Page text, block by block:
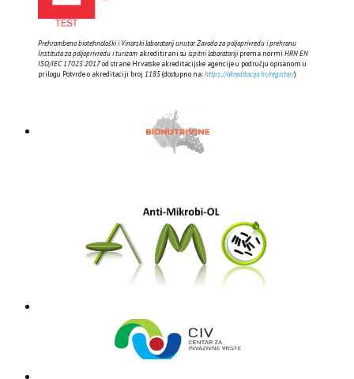
Prehrambeno biotehnološki i Vinarski laboratorij unutar Zavoda za poljoprivredu i prehranu
Instituta za poljoprivredu i turizam akreditirani su ispitni laboratorijiprema normi HRN EN
ISO/IEC 17025:2017od strane Hrvatske akreditacijske agencije u području opisanom u
prilogu Potvrde o akreditaciji broj 1185(dostupno na:https://akreditacija.hr/registar/).